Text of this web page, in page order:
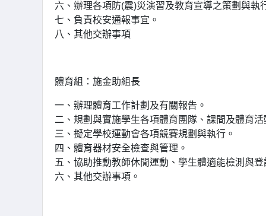
六、辦理各項防(震)災演習及教育宣導之策劃與執
七、負責校安通報事宜。
八、其他交辦事項
體育組：施金助組長
一、辦理體育工作計劃及有關報告。
二、規劃與實施學生各項體育團隊、課間及體育活
三、擬定學校運動會各項競賽規劃與執行。
四、體育器材安全檢查與管理。
五、協助推動教師休閒運動、學生體適能檢測與登
六、其他交辦事項。